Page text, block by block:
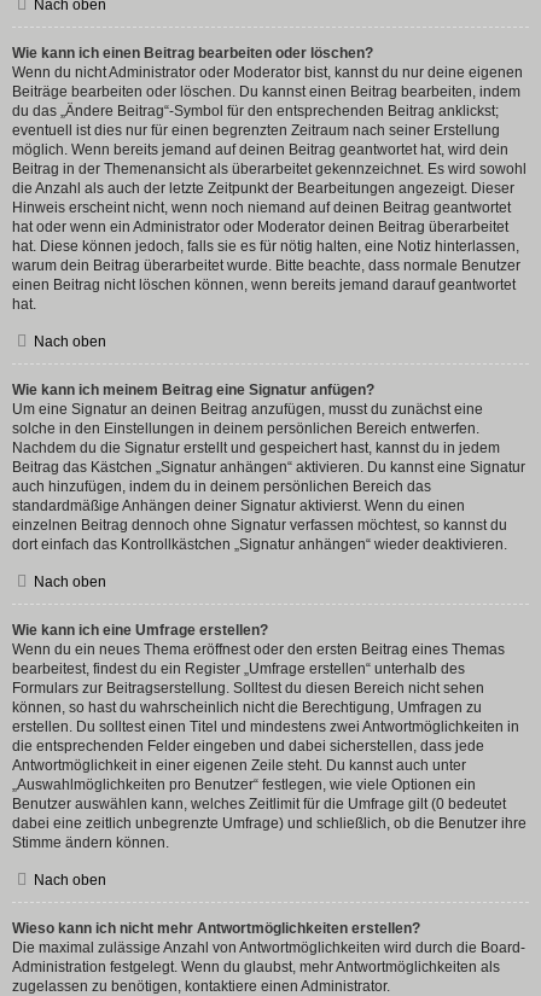
Nach oben
Wie kann ich einen Beitrag bearbeiten oder löschen?
Wenn du nicht Administrator oder Moderator bist, kannst du nur deine eigenen
Beiträge bearbeiten oder löschen. Du kannst einen Beitrag bearbeiten, indem
du das „Ändere Beitrag“-Symbol für den entsprechenden Beitrag anklickst;
eventuell ist dies nur für einen begrenzten Zeitraum nach seiner Erstellung
möglich. Wenn bereits jemand auf deinen Beitrag geantwortet hat, wird dein
Beitrag in der Themenansicht als überarbeitet gekennzeichnet. Es wird sowohl
die Anzahl als auch der letzte Zeitpunkt der Bearbeitungen angezeigt. Dieser
Hinweis erscheint nicht, wenn noch niemand auf deinen Beitrag geantwortet
hat oder wenn ein Administrator oder Moderator deinen Beitrag überarbeitet
hat. Diese können jedoch, falls sie es für nötig halten, eine Notiz hinterlassen,
warum dein Beitrag überarbeitet wurde. Bitte beachte, dass normale Benutzer
einen Beitrag nicht löschen können, wenn bereits jemand darauf geantwortet
hat.
Nach oben
Wie kann ich meinem Beitrag eine Signatur anfügen?
Um eine Signatur an deinen Beitrag anzufügen, musst du zunächst eine
solche in den Einstellungen in deinem persönlichen Bereich entwerfen.
Nachdem du die Signatur erstellt und gespeichert hast, kannst du in jedem
Beitrag das Kästchen „Signatur anhängen“ aktivieren. Du kannst eine Signatur
auch hinzufügen, indem du in deinem persönlichen Bereich das
standardmäßige Anhängen deiner Signatur aktivierst. Wenn du einen
einzelnen Beitrag dennoch ohne Signatur verfassen möchtest, so kannst du
dort einfach das Kontrollkästchen „Signatur anhängen“ wieder deaktivieren.
Nach oben
Wie kann ich eine Umfrage erstellen?
Wenn du ein neues Thema eröffnest oder den ersten Beitrag eines Themas
bearbeitest, findest du ein Register „Umfrage erstellen“ unterhalb des
Formulars zur Beitragserstellung. Solltest du diesen Bereich nicht sehen
können, so hast du wahrscheinlich nicht die Berechtigung, Umfragen zu
erstellen. Du solltest einen Titel und mindestens zwei Antwortmöglichkeiten in
die entsprechenden Felder eingeben und dabei sicherstellen, dass jede
Antwortmöglichkeit in einer eigenen Zeile steht. Du kannst auch unter
„Auswahlmöglichkeiten pro Benutzer“ festlegen, wie viele Optionen ein
Benutzer auswählen kann, welches Zeitlimit für die Umfrage gilt (0 bedeutet
dabei eine zeitlich unbegrenzte Umfrage) und schließlich, ob die Benutzer ihre
Stimme ändern können.
Nach oben
Wieso kann ich nicht mehr Antwortmöglichkeiten erstellen?
Die maximal zulässige Anzahl von Antwortmöglichkeiten wird durch die Board-
Administration festgelegt. Wenn du glaubst, mehr Antwortmöglichkeiten als
zugelassen zu benötigen, kontaktiere einen Administrator.